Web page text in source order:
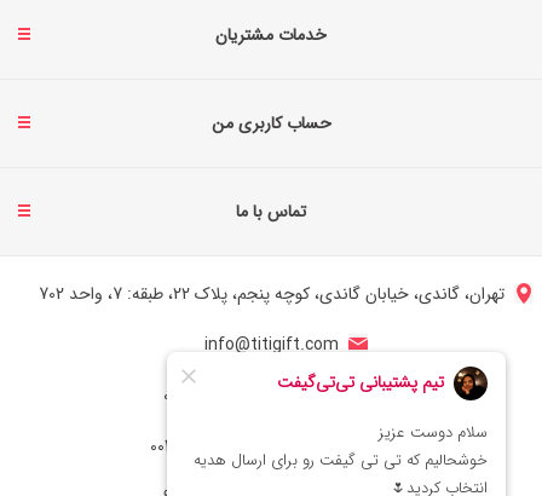
خدمات مشتریان
حساب کاربری من
تماس با ما
تهران، گاندی، خیابان گاندی، کوچه پنجم، پلاک 22، طبقه: 7، واحد 702
info@titigift.com
شماره تماس ایران: 02166066403
شماره تماس آمریکا: 0014088054942